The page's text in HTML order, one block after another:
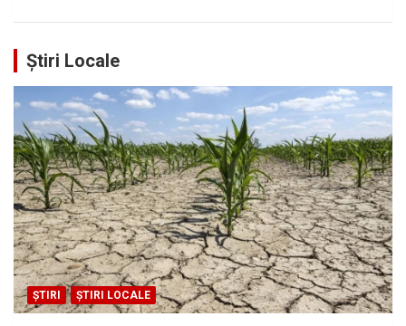
Știri Locale
ȘTIRI ȘTIRI LOCALE